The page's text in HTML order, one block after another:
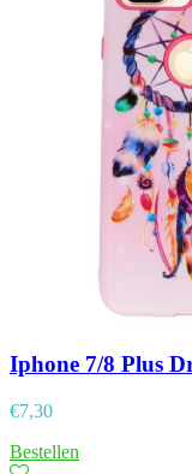
Iphone 7/8 Plus
€7,30
Bestellen